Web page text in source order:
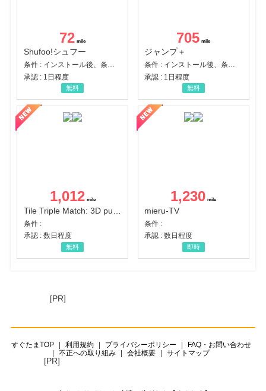
72
Shufoo!シュフー
条件 : インストール後、条件達成
承認 : 1日程度
無料
705
ジャンプ＋
条件 : インストール後、条件達成
承認 : 1日程度
無料
1,012
条件 :
承認 : 数日程度
無料
1,230
mieru-TV
条件 :
承認 : 数日程度
即時
[PR]
すぐたまTOP 利用規約 プライバシーポリシー
FAQ・お問い合わせ
不正への取り組み
会社概要 サイトマップ
[PR]